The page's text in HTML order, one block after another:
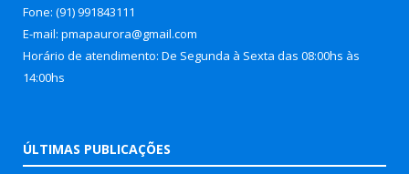
Fone: (91) 991843111
E-mail: pmapaurora@gmail.com
Horário de atendimento: De Segunda à Sexta das 08:00hs às
14:00hs
ÚLTIMAS PUBLICAÇÕES